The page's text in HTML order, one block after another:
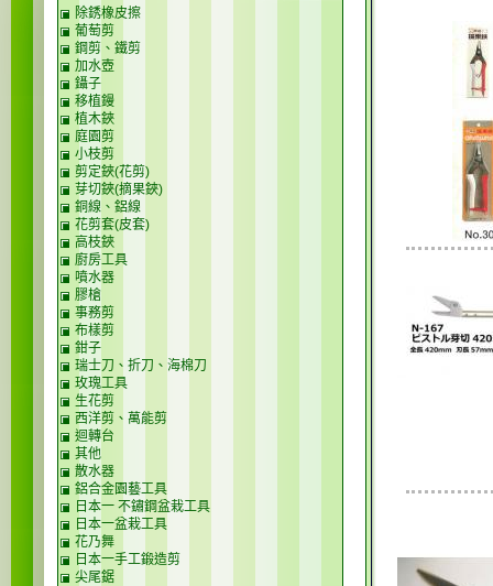
除銹橡皮擦
葡萄剪
鋼剪、鐵剪
加水壺
鑷子
移植鏝
植木鋏
庭園剪
小枝剪
剪定鋏(花剪)
芽切鋏(摘果鋏)
銅線、鋁線
花剪套(皮套)
高枝鋏
廚房工具
噴水器
膠槍
事務剪
布樣剪
鉗子
瑞士刀、折刀、海棉刀
玫瑰工具
生花剪
西洋剪、萬能剪
迴轉台
其他
散水器
鋁合金園藝工具
日本一 不鏽鋼盆栽工具
日本一盆栽工具
花乃舞
日本一手工鍛造剪
尖尾鋸